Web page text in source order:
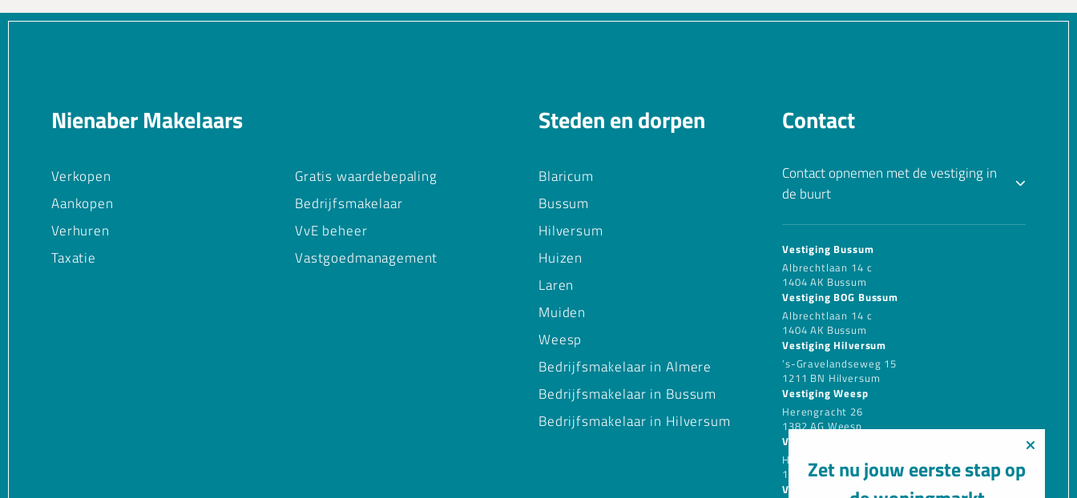
Nienaber Makelaars
Verkopen
Aankopen
Verhuren
Taxatie
Gratis waardebepaling
Bedrijfsmakelaar
VvE beheer
Vastgoedmanagement
Steden en dorpen
Blaricum
Bussum
Hilversum
Huizen
Laren
Muiden
Weesp
Bedrijfsmakelaar in Almere
Bedrijfsmakelaar in Bussum
Bedrijfsmakelaar in Hilversum
Contact
Contact opnemen met de vestiging in
de buurt
Vestiging Bussum
Albrechtlaan 14 c
1404 AK Bussum
Vestiging BOG Bussum
Albrechtlaan 14 c
1404 AK Bussum
Vestiging Hilversum
’s-Gravelandseweg 15
1211 BN Hilversum
Vestiging Weesp
Herengracht 26
1382 AG Weesp
Vestiging Muiden
Herengracht 26
1382 AG Weesp
Vestiging BOG Almere
Zet nu jouw eerste stap op